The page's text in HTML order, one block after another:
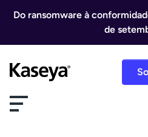
Do ransomware à
de